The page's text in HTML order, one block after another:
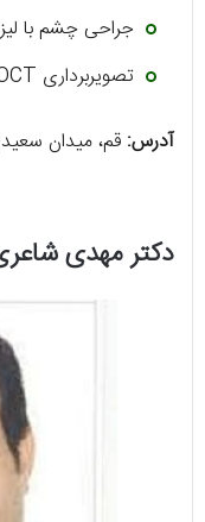
جراحی چشم با
تصویربرداری OCT از شبکیه، عصب بینایی و بخش قدامی
آدرس: قم، میدان
دکتر مهدی